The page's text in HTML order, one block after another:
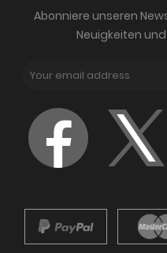
Abonniere unseren
Neuigkeiten